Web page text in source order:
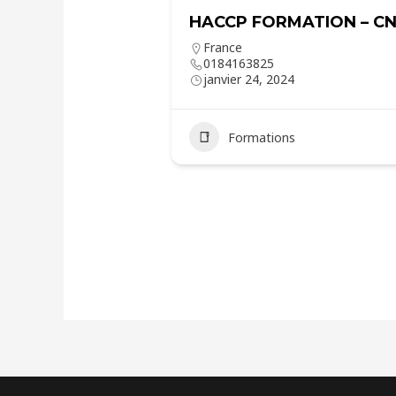
HACCP FORMATION –
France
0184163825
janvier 24, 2024
Formations